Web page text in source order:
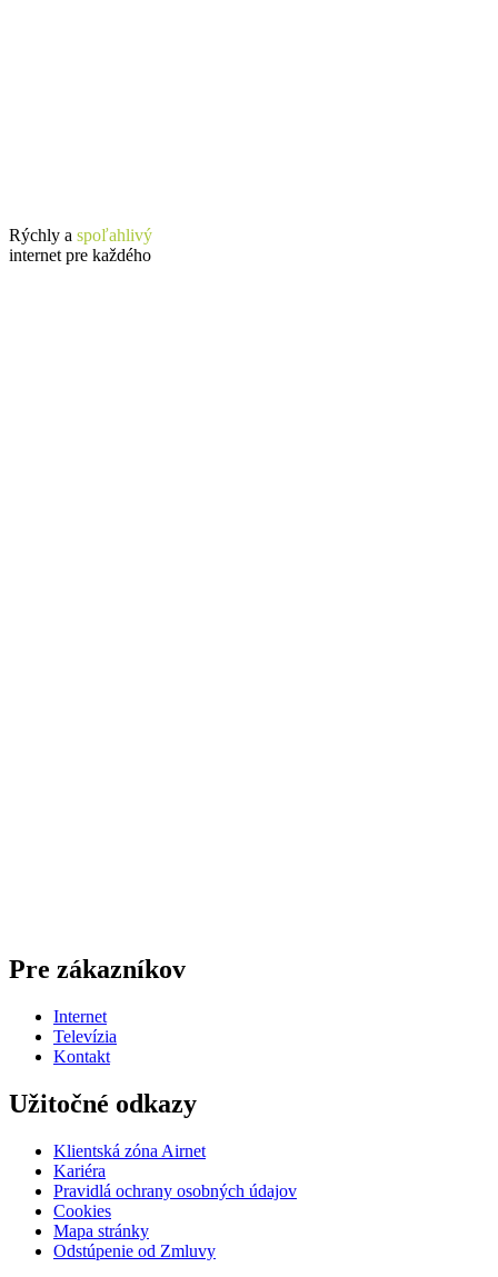
Rýchly a spoľahlivý
internet pre každého
Pre zákazníkov
Internet
Televízia
Kontakt
Užitočné odkazy
Klientská zóna Airnet
Kariéra
Pravidlá ochrany osobných údajov
Cookies
Mapa stránky
Odstúpenie od Zmluvy